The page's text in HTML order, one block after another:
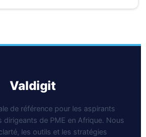
valdigit
de référence pour les aspirants
dirigeants de PME en Afrique. Nous
les outils et les stratégies